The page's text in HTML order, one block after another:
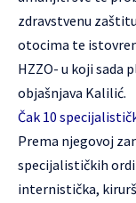
zdravstvenu
otocima te
HZZO- u koji sada
objašnjava Kalilić.
Čak 10
Prema njegovoj
specijalističkih
internistička,